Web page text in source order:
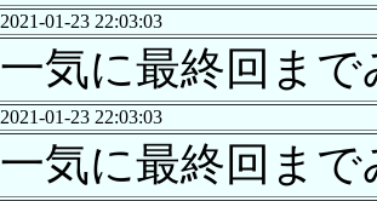
2021-01-23 22:03:03
一気に最終回ま
2021-01-23 22:03:03
一気に最終回ま